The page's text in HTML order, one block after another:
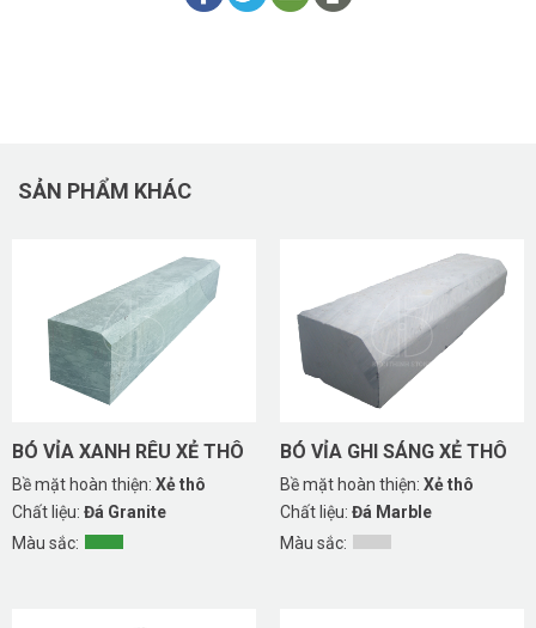
SẢN PHẨM KHÁC
BÓ VỈA XANH RÊU XẺ THÔ
Bề mặt hoàn thiện: Xẻ thô
Chất liệu: Đá Granite
Màu sắc:
BÓ VỈA GHI SÁNG XẺ THÔ
Bề mặt hoàn thiện: Xẻ thô
Chất liệu: Đá Marble
Màu sắc: